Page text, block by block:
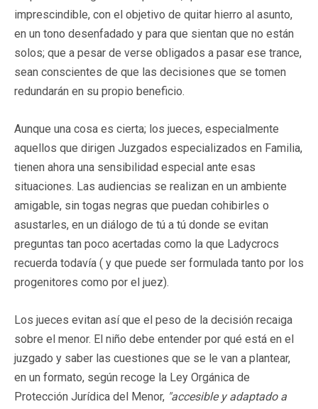
imprescindible, con el objetivo de quitar hierro al asunto,
en un tono desenfadado y para que sientan que no están
solos; que a pesar de verse obligados a pasar ese trance,
sean conscientes de que las decisiones que se tomen
redundarán en su propio beneficio.
Aunque una cosa es cierta; los jueces, especialmente
aquellos que dirigen Juzgados especializados en Familia,
tienen ahora una sensibilidad especial ante esas
situaciones. Las audiencias se realizan en un ambiente
amigable, sin togas negras que puedan cohibirles o
asustarles, en un diálogo de tú a tú donde se evitan
preguntas tan poco acertadas como la que Ladycrocs
recuerda todavía ( y que puede ser formulada tanto por los
progenitores como por el juez).
Los jueces evitan así que el peso de la decisión recaiga
sobre el menor. El niño debe entender por qué está en el
juzgado y saber las cuestiones que se le van a plantear,
en un formato, según recoge la Ley Orgánica de
Protección Jurídica del Menor, "accesible y adaptado a